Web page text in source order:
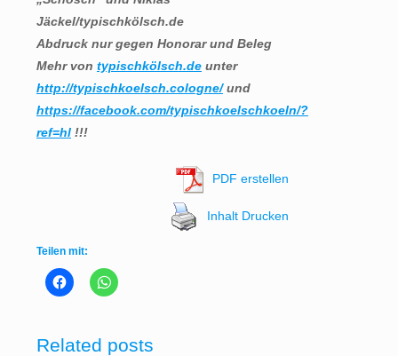
Jäckel/typischkölsch.de
Abdruck nur gegen Honorar und Beleg
Mehr von typischkölsch.de unter
http://typischkoelsch.cologne/und
https://facebook.com/typischkoelschkoeln/?
ref=hl !!!
PDF erstellen
Inhalt Drucken
Teilen mit:
Related posts